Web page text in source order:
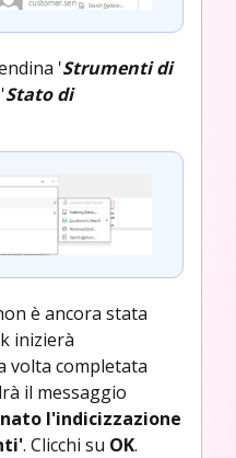
'Strumenti di
Stato di
è ancora stata
inizierà
volta completata
il messaggio
l'indicizzazione
. Clicchi su OK.